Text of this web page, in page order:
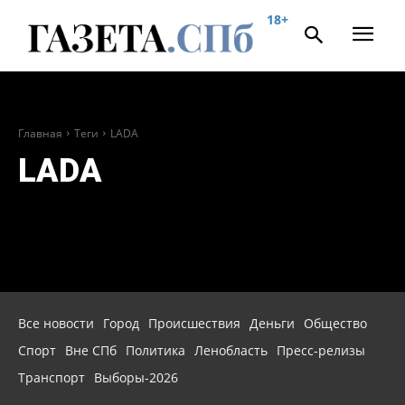
18+
Главная Теги LADA
LADA
Все новости Город Происшествия Деньги
Общество
Спорт Вне СПб Политика Ленобласть Пресс-релизы
Транспорт Выборы-2026